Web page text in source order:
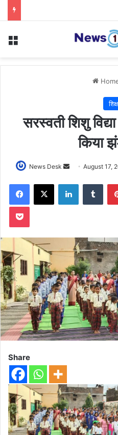
Menu
सरस्वती शिशु
किया
News Desk
Send
email
August 17,
Facebook
X LinkedIn
Pocket
Share